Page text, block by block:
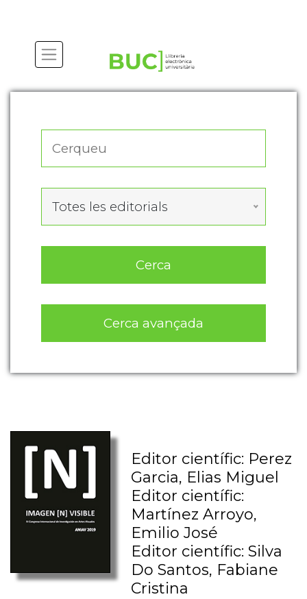
Totes les editorials
Cerca
Cerca avançada
Editor científic: Perez
Garcia, Elias Miguel
Editor científic:
Martínez Arroyo,
Emilio José
Editor científic: Silva
Do Santos, Fabiane
Cristina